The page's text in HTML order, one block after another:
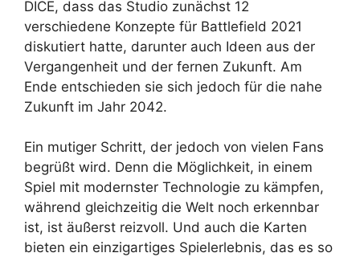
DICE, dass das Studio zunächst 12
verschiedene Konzepte für Battlefield 2021
diskutiert hatte, darunter auch Ideen aus der
Vergangenheit und der fernen Zukunft. Am
Ende entschieden sie sich jedoch für die nahe
Zukunft im Jahr 2042.
Ein mutiger Schritt, der jedoch von vielen Fans
begrüßt wird. Denn die Möglichkeit, in einem
Spiel mit modernster Technologie zu kämpfen,
während gleichzeitig die Welt noch erkennbar
ist, ist äußerst reizvoll. Und auch die Karten
bieten ein einzigartiges Spielerlebnis, das es so